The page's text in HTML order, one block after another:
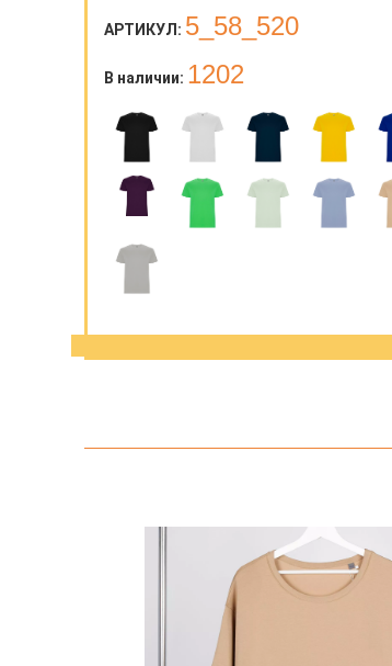
АРТИКУЛ: 5_58_520
В наличии: 1202